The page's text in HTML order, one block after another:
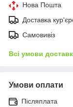
Нова Пошта
Доставка
Самовивіз
Всі умови
Умови оплати
Післяплата